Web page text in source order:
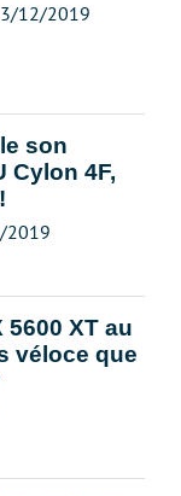
12/2019
son
Cylon 4F,
2019
5600 XT au
véloce que